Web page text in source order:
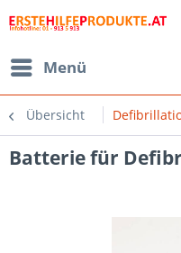
Menü
Übersicht
Batterie für